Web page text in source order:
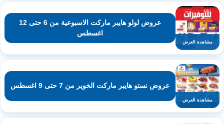
مشاهدة العرض
عروض لولو هايبر ماركت الاسبوعية من 6 حتى 12
اغسطس
مشاهدة العرض
عروض نستو هايبر ماركت الخوير من 7 حتى 9 اغسطس